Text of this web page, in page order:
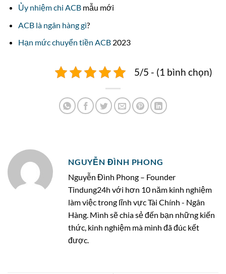
Ủy nhiệm chi ACBmẫu mới
ACB là ngân hàng gì?
Hạn mức chuyển tiền ACB2023
5/5 - (1 bình chọn)
NGUYỄN ĐÌNH PHONG
Nguyễn Đình Phong – Founder
Tindung24h với hơn 10 năm kinh nghiệm
làm việc trong lĩnh vực Tài Chính - Ngân
Hàng. Mình sẽ chia sẻ đến bạn những kiến
thức, kinh nghiệm mà mình đã đúc kết
được.